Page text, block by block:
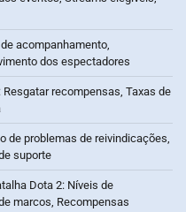
acompanhamento,
dos espectadores
recompensas, Taxas de
de problemas de reivindicações,
suporte
Dota 2: Níveis de
marcos, Recompensas